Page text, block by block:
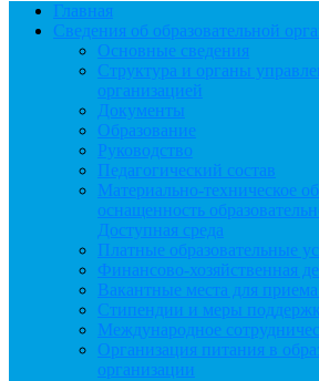
Главная
Сведения об образовательной
Основные сведения
Структура и органы
организацией
Документы
Образование
Руководство
Педагогический состав
Материально-техническое
оснащенность
Доступная среда
Платные образовательные
Финансово-хозяйственная
Вакантные места для
Стипендии и меры
Международное
Организация питания в
организации